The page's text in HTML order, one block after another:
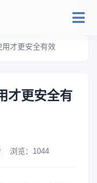
才更安全有效
才更安全有
浏览： 1044